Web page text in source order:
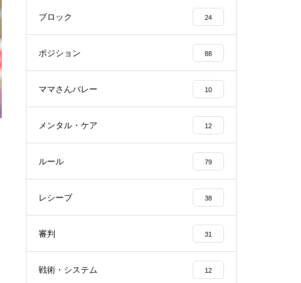
ブロック 24
ポジション 88
ママさんバレー 10
メンタル・ケア 12
ルール 79
レシーブ 38
審判 31
戦術・システム 12